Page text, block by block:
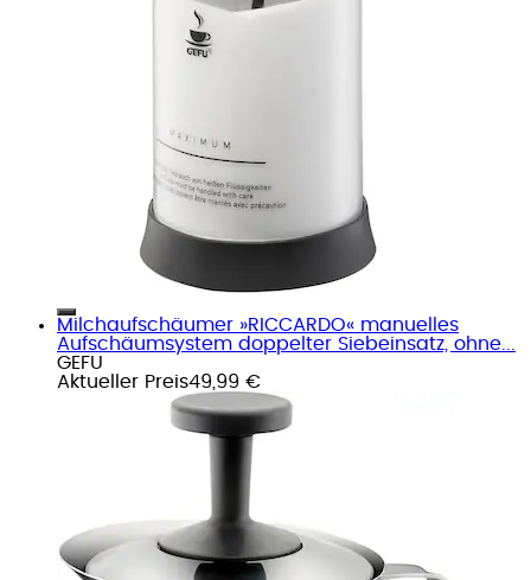
Milchaufschäumer »RICCARDO« manuelles
Aufschäumsystem doppelter Siebeinsatz, ohne...
GEFU
Aktueller Preis49,99 €